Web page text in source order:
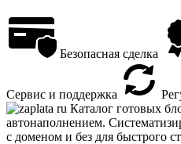
Безопасная сделка
Сервис и поддержка
Каталог готовых
автонаполнением.
с доменом и без для быстрого